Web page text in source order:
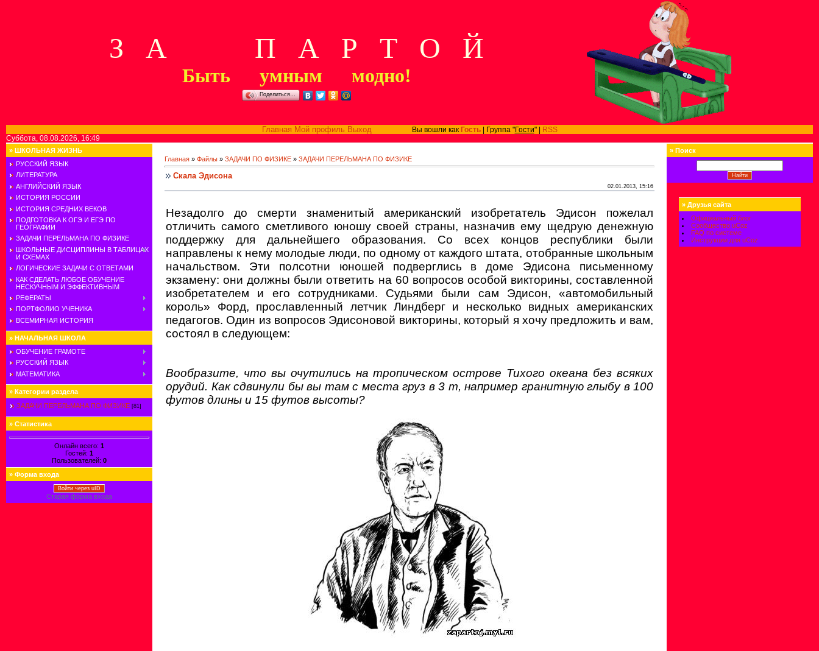
З А П А Р Т О Й
Быть умным модно!
Поделиться…
Главная Мой профиль ВыходВы вошли как Гость| Группа "Гости" |
RSS
Суббота, 08.08.2026, 16:49
» ШКОЛЬНАЯ ЖИЗНЬ
РУССКИЙ ЯЗЫК
ЛИТЕРАТУРА
АНГЛИЙСКИЙ ЯЗЫК
ИСТОРИЯ РОССИИ
ИСТОРИЯ СРЕДНИХ ВЕКОВ
ПОДГОТОВКА К ОГЭ И ЕГЭ ПО
ГЕОГРАФИИ
ЗАДАЧИ ПЕРЕЛЬМАНА ПО ФИЗИКЕ
ШКОЛЬНЫЕ ДИСЦИПЛИНЫ В ТАБЛИЦАХ
И СХЕМАХ
ЛОГИЧЕСКИЕ ЗАДАЧИ С ОТВЕТАМИ
КАК СДЕЛАТЬ ЛЮБОЕ ОБУЧЕНИЕ
НЕСКУЧНЫМ И ЭФФЕКТИВНЫМ
РЕФЕРАТЫ
ПОРТФОЛИО УЧЕНИКА
ВСЕМИРНАЯ ИСТОРИЯ
» НАЧАЛЬНАЯ ШКОЛА
ОБУЧЕНИЕ ГРАМОТЕ
РУССКИЙ ЯЗЫК
МАТЕМАТИКА
» Категории раздела
ЗАДАЧИ ПЕРЕЛЬМАНА ПО ФИЗИКЕ [81]
» Статистика
Онлайн всего: 1
Гостей: 1
Пользователей: 0
» Форма входа
Войти через uID
Старая форма входа
Главная » Файлы » ЗАДАЧИ ПО ФИЗИКЕ » ЗАДАЧИ ПЕРЕЛЬМАНА ПО ФИЗИКЕ
Скала Эдисона
02.01.2013, 15:16
Незадолго до смерти знаменитый американский изобретатель Эдисон пожелал
отличить самого сметливого юношу своей страны, назначив ему щедрую денежную
поддержку для дальнейшего образования. Со всех концов республики были
направлены к нему молодые люди, по одному от каждого штата, отобранные школьным
начальством. Эти полсотни юношей подверглись в доме Эдисона письменному
экзамену: они должны были ответить на 60 вопросов особой викторины, составленной
изобретателем и его сотрудниками. Судьями были сам Эдисон, «автомобильный
король» Форд, прославленный летчик Линдберг и несколько видных американских
педагогов. Один из вопросов Эдисоновой викторины, который я хочу предложить и вам,
состоял в следующем:
Вообразите, что вы очутились на тропическом острове Тихого океана без всяких
орудий. Как сдвинули бы вы там с места груз в 3 т, например гранитную глыбу в 100
футов длины и 15 футов высоты?
» Поиск
» Друзья сайта
Официальный блог
Сообщество uCoz
FAQ по системе
Инструкции для uCoz